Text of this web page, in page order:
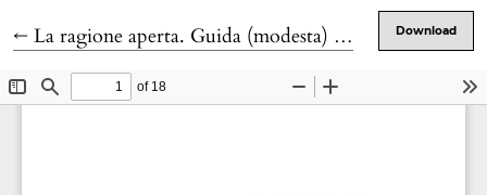
← Return to Article Details
La ragione aperta. Guida (modesta) alle Città invisibili di Calvino Download